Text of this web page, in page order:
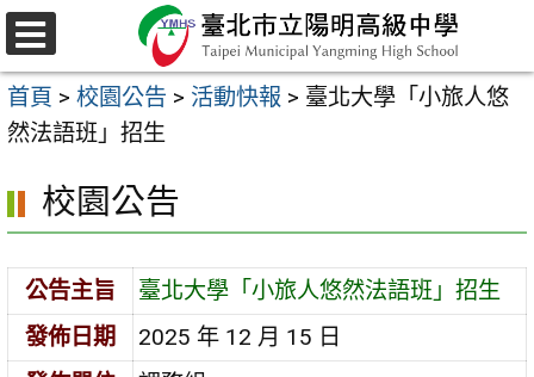
跳
至
主
要
容
區
選
單
首頁 > 校園公告 > 活動快報 > 臺北大學「小旅人悠
然法語班」招生
校園公告
公告主旨
臺北大學「小旅人悠然法語班」招生
發佈日期
2025 年 12 月 15 日